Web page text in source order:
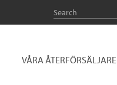
VÅRA ÅTERFÖRSÄLJARE